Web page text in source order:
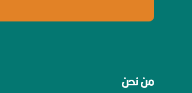
من نحن